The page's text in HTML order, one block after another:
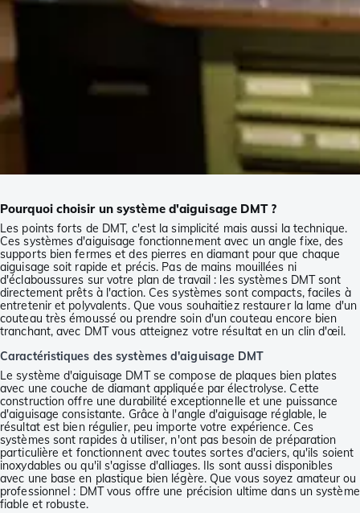
Pourquoi choisir un système d'aiguisage DMT ?
Les points forts de DMT, c'est la simplicité mais aussi la technique.
Ces systèmes d'aiguisage fonctionnement avec un angle fixe, des
supports bien fermes et des pierres en diamant pour que chaque
aiguisage soit rapide et précis. Pas de mains mouillées ni
d'éclaboussures sur votre plan de travail : les systèmes DMT sont
directement prêts à l'action. Ces systèmes sont compacts, faciles à
entretenir et polyvalents. Que vous souhaitiez restaurer la lame d'un
couteau très émoussé ou prendre soin d'un couteau encore bien
tranchant, avec DMT vous atteignez votre résultat en un clin d'œil.
Caractéristiques des systèmes d'aiguisage DMT
Le système d'aiguisage DMT se compose de plaques bien plates
avec une couche de diamant appliquée par électrolyse. Cette
construction offre une durabilité exceptionnelle et une puissance
d'aiguisage consistante. Grâce à l'angle d'aiguisage réglable, le
résultat est bien régulier, peu importe votre expérience. Ces
systèmes sont rapides à utiliser, n'ont pas besoin de préparation
particulière et fonctionnent avec toutes sortes d'aciers, qu'ils soient
inoxydables ou qu'il s'agisse d'alliages. Ils sont aussi disponibles
avec une base en plastique bien légère. Que vous soyez amateur ou
professionnel : DMT vous offre une précision ultime dans un système
fiable et robuste.